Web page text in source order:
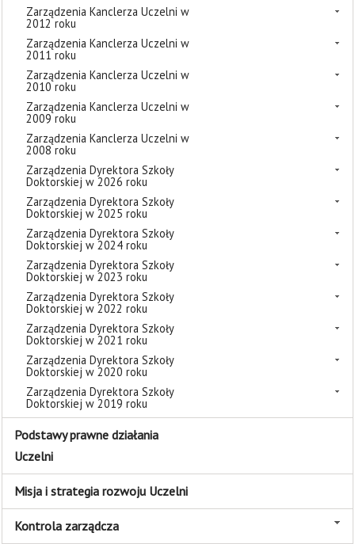
Zarządzenia Kanclerza Uczelni w
2012 roku
Zarządzenia Kanclerza Uczelni w
2011 roku
Zarządzenia Kanclerza Uczelni w
2010 roku
Zarządzenia Kanclerza Uczelni w
2009 roku
Zarządzenia Kanclerza Uczelni w
2008 roku
Zarządzenia Dyrektora Szkoły
Doktorskiej w 2026 roku
Zarządzenia Dyrektora Szkoły
Doktorskiej w 2025 roku
Zarządzenia Dyrektora Szkoły
Doktorskiej w 2024 roku
Zarządzenia Dyrektora Szkoły
Doktorskiej w 2023 roku
Zarządzenia Dyrektora Szkoły
Doktorskiej w 2022 roku
Zarządzenia Dyrektora Szkoły
Doktorskiej w 2021 roku
Zarządzenia Dyrektora Szkoły
Doktorskiej w 2020 roku
Zarządzenia Dyrektora Szkoły
Doktorskiej w 2019 roku
Podstawy prawne działania
Uczelni
Misja i strategia rozwoju Uczelni
Kontrola zarządcza